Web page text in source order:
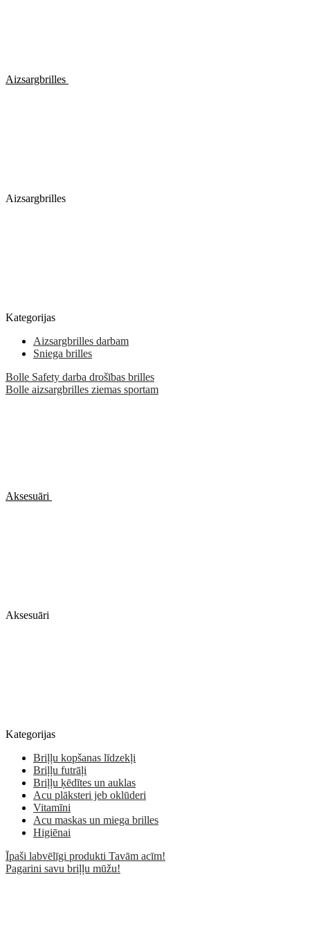
Aizsargbrilles
Aizsargbrilles
Kategorijas
Aizsargbrilles darbam
Sniega brilles
Bolle Safety darba drošības brilles
Bolle aizsargbrilles ziemas sportam
Aksesuāri
Aksesuāri
Kategorijas
Briļļu kopšanas līdzekļi
Briļļu futrāļi
Briļļu ķēdītes un auklas
Acu plāksteri jeb oklūderi
Vitamīni
Acu maskas un miega brilles
Higiēnai
Īpaši labvēlīgi produkti Tavām acīm!
Pagarini savu briļļu mūžu!